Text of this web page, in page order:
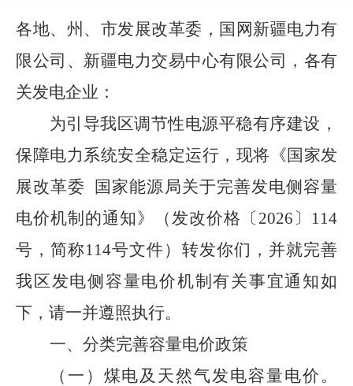
各地、州、市发展改革委，国网新疆电力有
限公司、新疆电力交易中心有限公司，各有
关发电企业：
为引导我区调节性电源平稳有序建设，
保障电力系统安全稳定运行，现将《国家发
展改革委
国家能源局关于完善发电侧容量
电价机制的通知》（发改价格〔 2026 〕 114
号，简称114号文件）转发你们，并就完善
我区发电侧容量电价机制有关事宜通知如
下，请一并遵照执行。
一、 分类完善容量电价政策
（一）煤电及天然气发电容量电价。